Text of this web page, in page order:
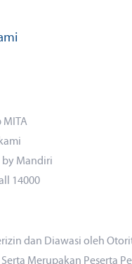
MITA
by Mandiri
14000
dan Diawasi oleh
Merupakan Peserta